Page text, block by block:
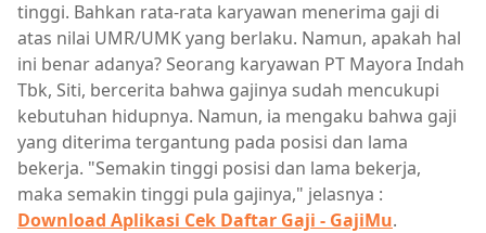
tinggi. Bahkan rata-rata karyawan menerima gaji di
atas nilai UMR/UMK yang berlaku. Namun, apakah hal
ini benar adanya? Seorang karyawan PT Mayora Indah
Tbk, Siti, bercerita bahwa gajinya sudah mencukupi
kebutuhan hidupnya. Namun, ia mengaku bahwa gaji
yang diterima tergantung pada posisi dan lama
bekerja. "Semakin tinggi posisi dan lama bekerja,
maka semakin tinggi pula gajinya," jelasnya :
Download Aplikasi Cek Daftar Gaji - GajiMu.